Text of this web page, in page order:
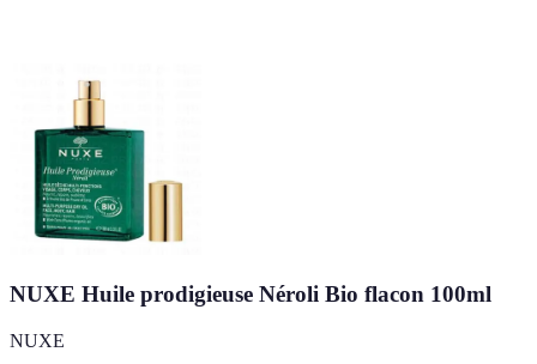
NUXE Huile prodigieuse Néroli Bio flacon 100ml
NUXE